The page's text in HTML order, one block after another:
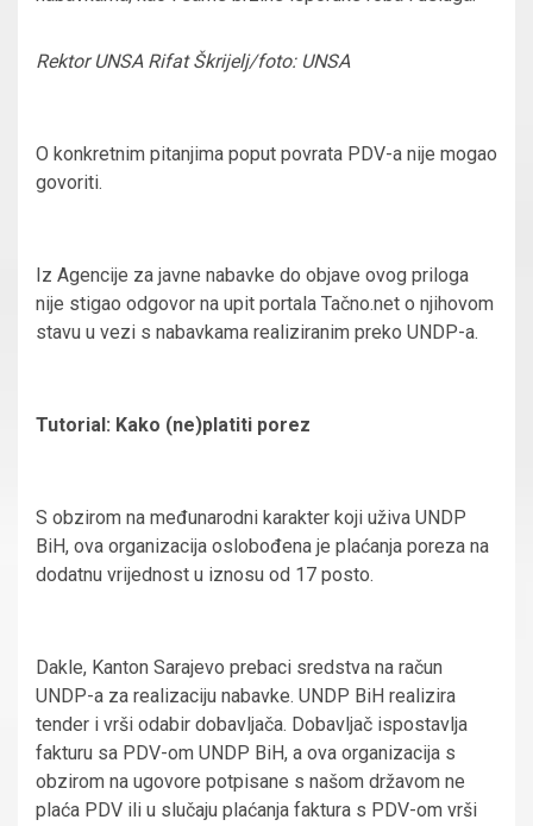
Rektor UNSA Rifat Škrijelj/foto: UNSA
O konkretnim pitanjima poput povrata PDV-a nije mogao
govoriti.
Iz Agencije za javne nabavke do objave ovog priloga
nije stigao odgovor na upit portala Tačno.net o njihovom
stavu u vezi s nabavkama realiziranim preko UNDP-a.
Tutorial: Kako (ne)platiti porez
S obzirom na međunarodni karakter koji uživa UNDP
BiH, ova organizacija oslobođena je plaćanja poreza na
dodatnu vrijednost u iznosu od 17 posto.
Dakle, Kanton Sarajevo prebaci sredstva na račun
UNDP-a za realizaciju nabavke. UNDP BiH realizira
tender i vrši odabir dobavljača. Dobavljač ispostavlja
fakturu sa PDV-om UNDP BiH, a ova organizacija s
obzirom na ugovore potpisane s našom državom ne
plaća PDV ili u slučaju plaćanja faktura s PDV-om vrši